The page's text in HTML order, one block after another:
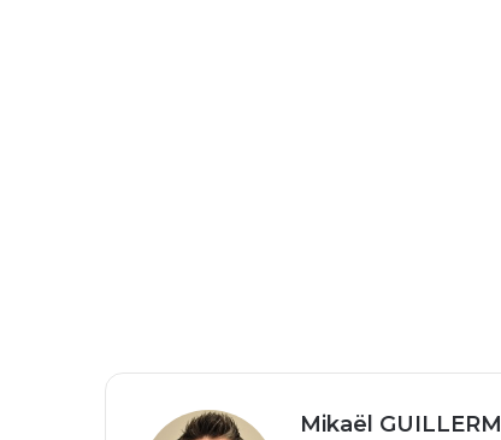
Mikaël GUILLERM